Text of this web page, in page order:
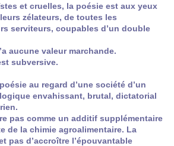
et cruelles, la poésie est aux yeux
zélateurs, de toutes les
serviteurs, coupables d’un double
aucune valeur marchande.
subversive.
au regard d’une société d’un
envahissant, brutal, dictatorial
pas comme un additif supplémentaire
de la chimie agroalimentaire. La
pas d’accroître l’épouvantable